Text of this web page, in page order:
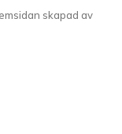
skapad av